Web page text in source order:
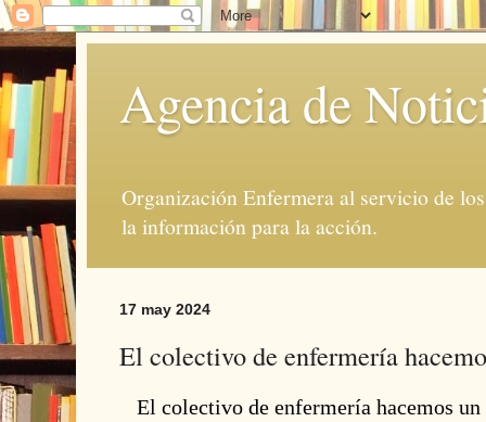
Agencia de
Organización Enfermera al servicio de
la información para la acción.
17 may 2024
El colectivo de enfermería
El colectivo de enfermería hacemos